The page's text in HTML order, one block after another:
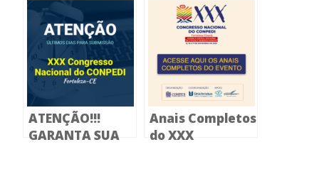
artigos
selecionados
para a próxima
edição dos
periódicos da
Index Law
Journals
XXIX Congresso
Nacional do
CONPEDI
ATENÇÃO!!!
GARANTA SUA
Anais Completos
do XXX